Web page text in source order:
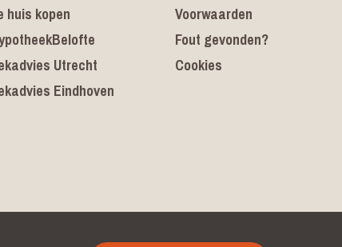
huis kopen
Utrecht
Eindhoven
Voorwaarden
Fout gevonden?
Cookies